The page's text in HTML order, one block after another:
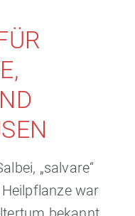
„salvare“
Heilpflanze war